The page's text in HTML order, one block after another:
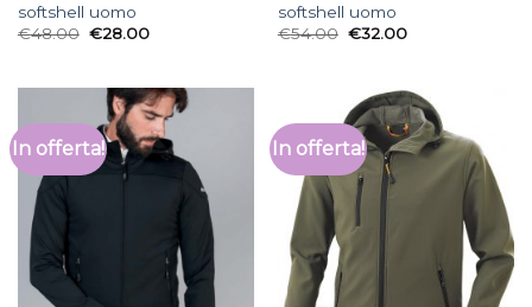
softshell uomo
€48.00 €28.00
softshell uomo
€54.00 €32.00
In offerta! In offerta!